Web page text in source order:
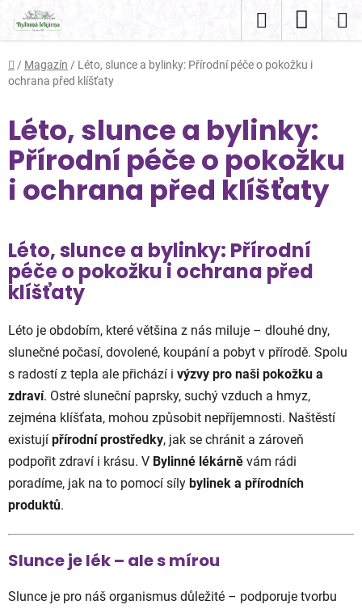
obsah
Hledat
KOŠÍK
Domů
/ Magazín / Léto, slunce a bylinky: Přírodní péče o pokožku i
ochrana před klíšťaty
Léto, slunce a bylinky:
Přírodní péče o pokožku
i ochrana před klíšťaty
Léto, slunce a bylinky: Přírodní
péče o pokožku i ochrana před
klíšťaty
Léto je obdobím, které většina z nás miluje – dlouhé dny,
slunečné počasí, dovolené, koupání a pobyt v přírodě. Spolu
s radostí z tepla ale přichází i výzvy pro naši pokožku a
zdraví. Ostré sluneční paprsky, suchý vzduch a hmyz,
zejména klíšťata, mohou způsobit nepříjemnosti. Naštěstí
existují přírodní prostředky, jak se chránit a zároveň
podpořit zdraví i krásu. V Bylinné lékárně vám rádi
poradíme, jak na to pomocí síly bylinek a přírodních
produktů.
Slunce je lék – ale s mírou
Slunce je pro náš organismus důležité – podporuje tvorbu